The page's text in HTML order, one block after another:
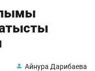
Айнура Дарибаева